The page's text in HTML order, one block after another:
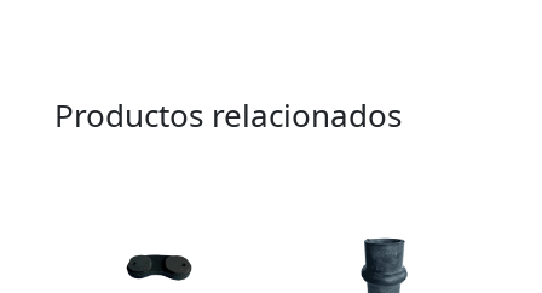
Productos relacionados